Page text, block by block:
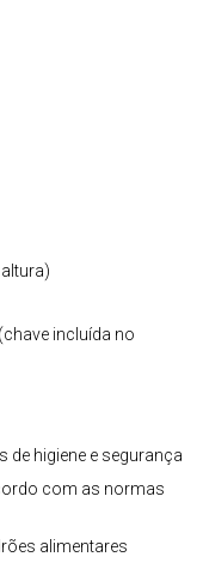
incluída no
higiene e segurança
com as normas
alimentares